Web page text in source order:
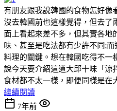
有朋友跟我說韓國的食物怎好像
沒去韓國前也這樣覺得，但去了
面上看起來差不多，但其實各地
味、甚至是吃法都有少許不同;
料理的關鍵。想在韓國吃得不一
說今天要介紹這道大邱十味「涼
食材都不太一樣，即便同樣是在
繼續閱讀
7年前